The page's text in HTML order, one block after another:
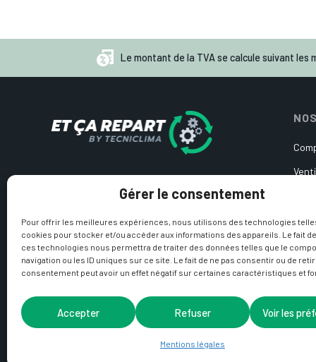
Gérer le consentement
Pour offrir les meilleures expériences, nous utilisons des technologies
cookies pour stocker et/ou accéder aux informations des appareils. Le fait
ces technologies nous permettra de traiter des données telles que le
navigation ou les ID uniques sur ce site. Le fait de ne pas consentir ou de
consentement peut avoir un effet négatif sur certaines caractéristiques et
Accepter Refuser Voir les
Mentions légales
Le montant de la TVA se calcule suivant
pour pompe à chaleur et
climatisation
Copyright © 2021 Et